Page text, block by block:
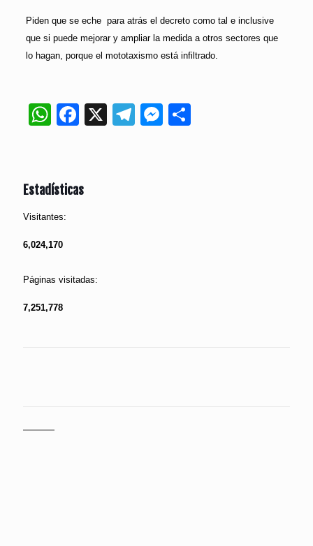
Piden que se eche para atrás el decreto como tal e inclusive
que si puede mejorar y ampliar la medida a otros sectores que
lo hagan, porque el mototaxismo está infiltrado.
WhatsApp
Facebook
X Telegram
Messenger
Compartir
Estadísticas
Visitantes:
6,024,170
Páginas visitadas:
7,251,778